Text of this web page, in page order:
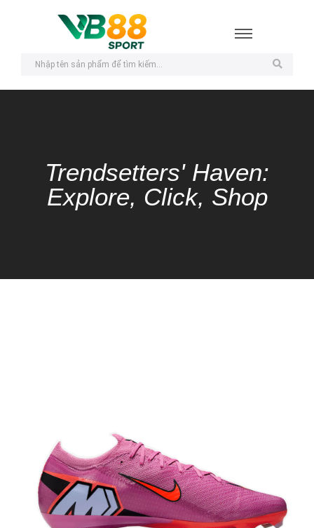
Trendsetters' Haven:
Explore, Click, Shop